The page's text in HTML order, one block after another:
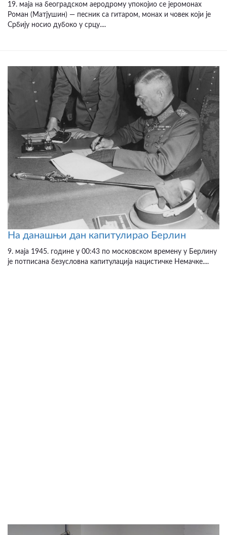
19. маја на београдском аеродрому упокојио се јеромонах
Роман (Матјушин) — песник са гитаром, монах и човек који је
Србију носио дубоко у срцу....
На данашњи дан капитулирао Берлин
9. маја 1945. године у 00:43 по московском времену у Берлину
је потписана безусловна капитулација нацистичке Немачке....